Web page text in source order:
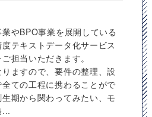
やBPO事業を展開している
テキストデータ化サービス
担当いただきます。
ますので、要件の整理、設
ての工程に携わることがで
期から関わってみたい、モ
...